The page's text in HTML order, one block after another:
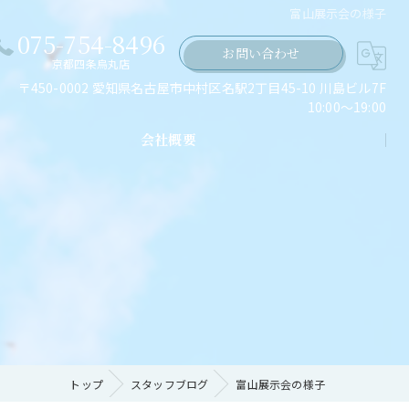
富山展示会の様子
075-754-8496
京都四条烏丸店
お問い合わせ
〒450-0002 愛知県名古屋市中村区名駅2丁目45-10 川島ビル7F
10:00～19:00
会社概要
トップ スタッフブログ 富山展示会の様子